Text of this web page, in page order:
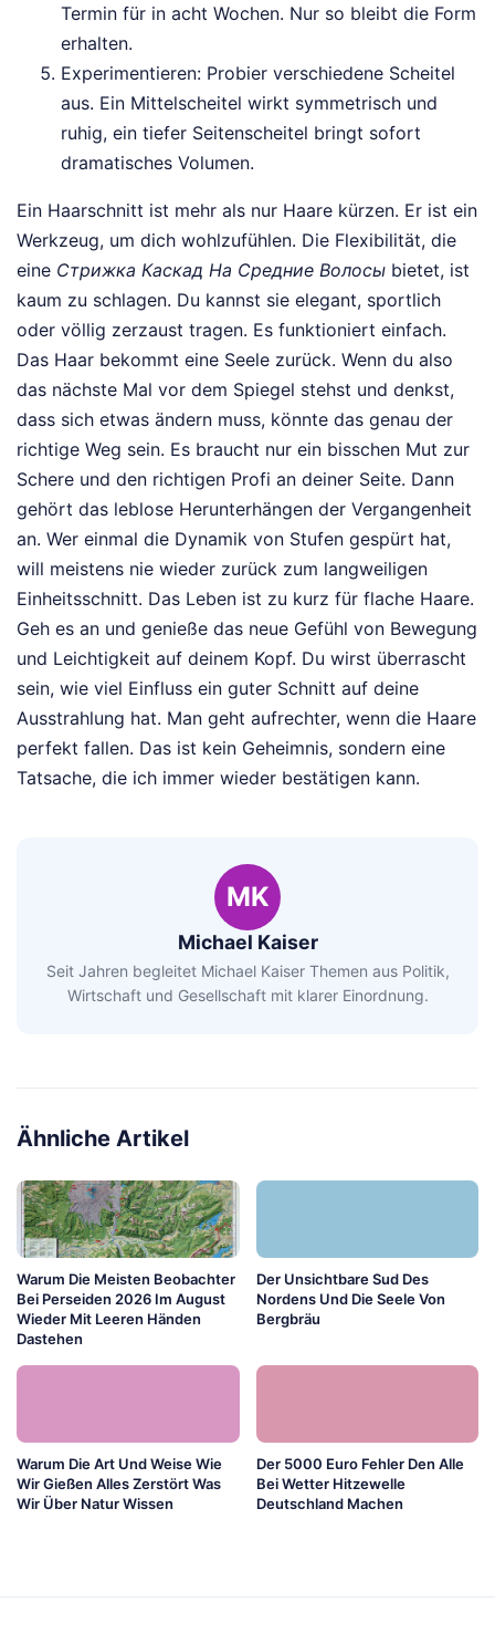
Termin für in acht Wochen. Nur so bleibt die Form
erhalten.
Experimentieren: Probier verschiedene Scheitel
aus. Ein Mittelscheitel wirkt symmetrisch und
ruhig, ein tiefer Seitenscheitel bringt sofort
dramatisches Volumen.
Ein Haarschnitt ist mehr als nur Haare kürzen. Er ist ein
Werkzeug, um dich wohlzufühlen. Die Flexibilität, die
eine Стрижка Каскад На Средние Волосы bietet, ist
kaum zu schlagen. Du kannst sie elegant, sportlich
oder völlig zerzaust tragen. Es funktioniert einfach.
Das Haar bekommt eine Seele zurück. Wenn du also
das nächste Mal vor dem Spiegel stehst und denkst,
dass sich etwas ändern muss, könnte das genau der
richtige Weg sein. Es braucht nur ein bisschen Mut zur
Schere und den richtigen Profi an deiner Seite. Dann
gehört das leblose Herunterhängen der Vergangenheit
an. Wer einmal die Dynamik von Stufen gespürt hat,
will meistens nie wieder zurück zum langweiligen
Einheitsschnitt. Das Leben ist zu kurz für flache Haare.
Geh es an und genieße das neue Gefühl von Bewegung
und Leichtigkeit auf deinem Kopf. Du wirst überrascht
sein, wie viel Einfluss ein guter Schnitt auf deine
Ausstrahlung hat. Man geht aufrechter, wenn die Haare
perfekt fallen. Das ist kein Geheimnis, sondern eine
Tatsache, die ich immer wieder bestätigen kann.
MK
Michael Kaiser
Seit Jahren begleitet Michael Kaiser Themen aus Politik,
Wirtschaft und Gesellschaft mit klarer Einordnung.
Ähnliche Artikel
Warum Die Meisten Beobachter
Bei Perseiden 2026 Im August
Wieder Mit Leeren Händen
Dastehen
Der Unsichtbare Sud Des
Nordens Und Die Seele Von
Bergbräu
Warum Die Art Und Weise Wie
Wir Gießen Alles Zerstört Was
Wir Über Natur Wissen
Der 5000 Euro Fehler Den Alle
Bei Wetter Hitzewelle
Deutschland Machen